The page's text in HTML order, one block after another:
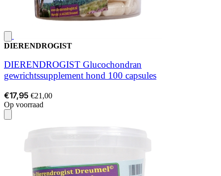
DIERENDROGIST
DIERENDROGIST Glucochondran
gewrichtssupplement hond 100 capsules
€17,95 €21,00
Op voorraad